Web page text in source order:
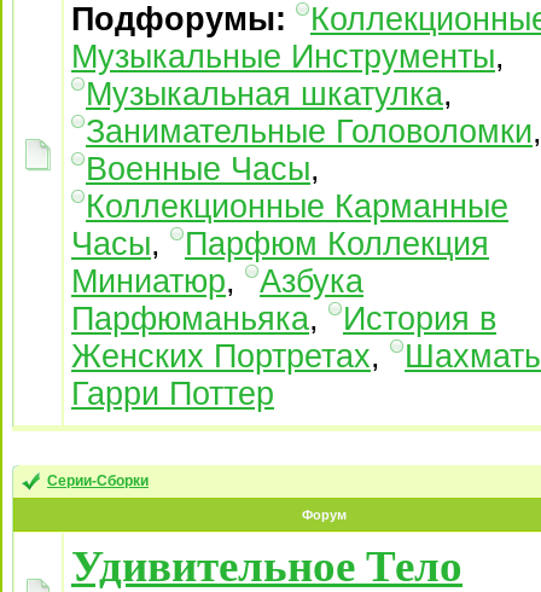
Подфорумы:
Музыкальные Инструменты,
Музыкальная шкатулка,
Занимательные Головоломки,
Военные Часы,
Коллекционные Карманные
Часы,
Парфюм Коллекция
Миниатюр,
Азбука
Парфюманьяка,
История в
Женских Портретах,
Гарри Поттер
Серии-Сборки
Форум
Удивительное Тело